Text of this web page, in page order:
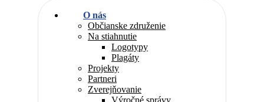
O nás
Občianske združenie
Na stiahnutie
Logotypy
Plagáty
Projekty
Partneri
Zverejňovanie
Výročné správy